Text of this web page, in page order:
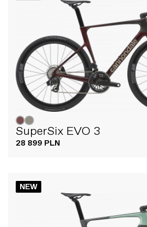
SuperSix EVO 3
28 899 PLN
NEW